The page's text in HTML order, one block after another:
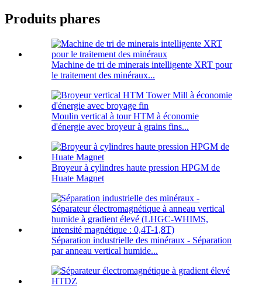
Produits phares
Machine de tri de minerais intelligente XRT pour
le traitement des minéraux...
Moulin vertical à tour HTM à économie
d'énergie avec broyeur à grains fins...
Broyeur à cylindres haute pression HPGM de
Huate Magnet
Séparation industrielle des minéraux - Séparation
par anneau vertical humide...